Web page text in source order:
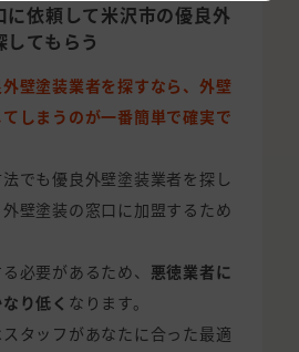
に依頼して米沢市の優良外
てもらう
壁塗装業者を探すなら、外壁
しまうのが一番簡単で確実で
でも優良外壁塗装業者を探し
壁塗装の窓口に加盟するため
必要があるため、 悪徳業者に
り低く なります。
タッフがあなたに合った最適